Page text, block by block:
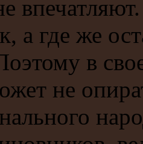
а где же
в
не